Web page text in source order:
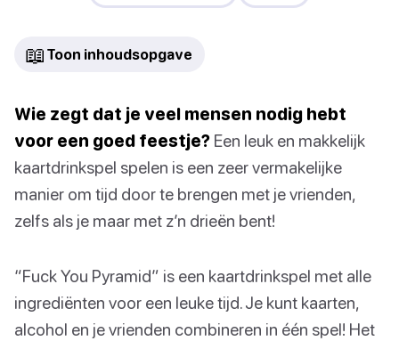
📖 Toon inhoudsopgave
Wie zegt dat je veel mensen nodig hebt
voor een goed feestje? Een leuk en makkelijk
kaartdrinkspel spelen is een zeer vermakelijke
manier om tijd door te brengen met je vrienden,
zelfs als je maar met z’n drieën bent!
“Fuck You Pyramid” is een kaartdrinkspel met alle
ingrediënten voor een leuke tijd. Je kunt kaarten,
alcohol en je vrienden combineren in één spel! Het